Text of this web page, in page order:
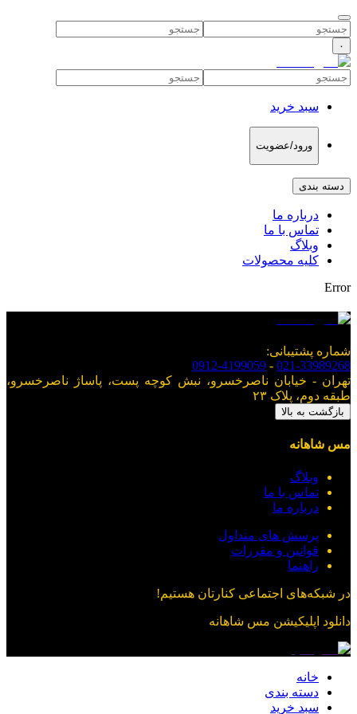
۰
سبد خرید
ورود/عضویت
دسته بندی
درباره ما
تماس با ما
وبلاگ
کلیه محصولات
Error
شماره پشتیبانی:
021-33989268
-
0912-4199059
تهران - خیابان ناصرخسرو، نبش کوچه پست، پاساژ ناصرخسرو،
طبقه دوم، پلاک ۲۳
بازگشت به بالا
مس شاهانه
وبلاگ
تماس با ما
درباره ما
پرسش های متداول
قوانین و مقررات
راهنما
در شبکه‌های اجتماعی کنارتان هستیم!
دانلود اپلیکیشن مس شاهانه
خانه
دسته بندی
سبد خرید